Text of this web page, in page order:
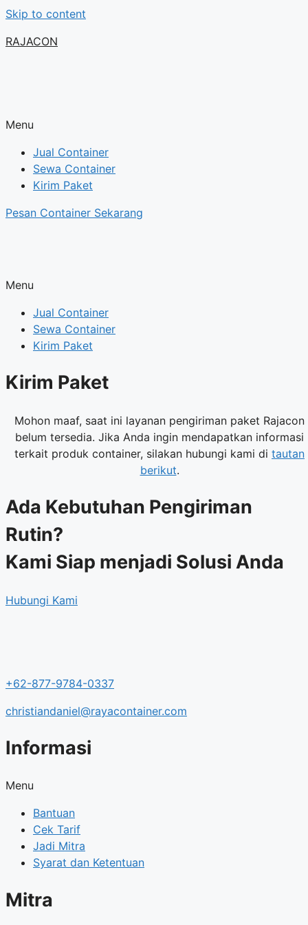
Skip to content
RAJACON
Menu
Jual Container
Sewa Container
Kirim Paket
Pesan Container Sekarang
Menu
Jual Container
Sewa Container
Kirim Paket
Kirim Paket
Mohon maaf, saat ini layanan pengiriman paket Rajacon
belum tersedia. Jika Anda ingin mendapatkan informasi
terkait produk container, silakan hubungi kami di tautan
berikut.
Ada Kebutuhan Pengiriman
Rutin?
Kami Siap menjadi Solusi Anda
Hubungi Kami
+62-877-9784-0337
christiandaniel@rayacontainer.com
Informasi
Menu
Bantuan
Cek Tarif
Jadi Mitra
Syarat dan Ketentuan
Mitra